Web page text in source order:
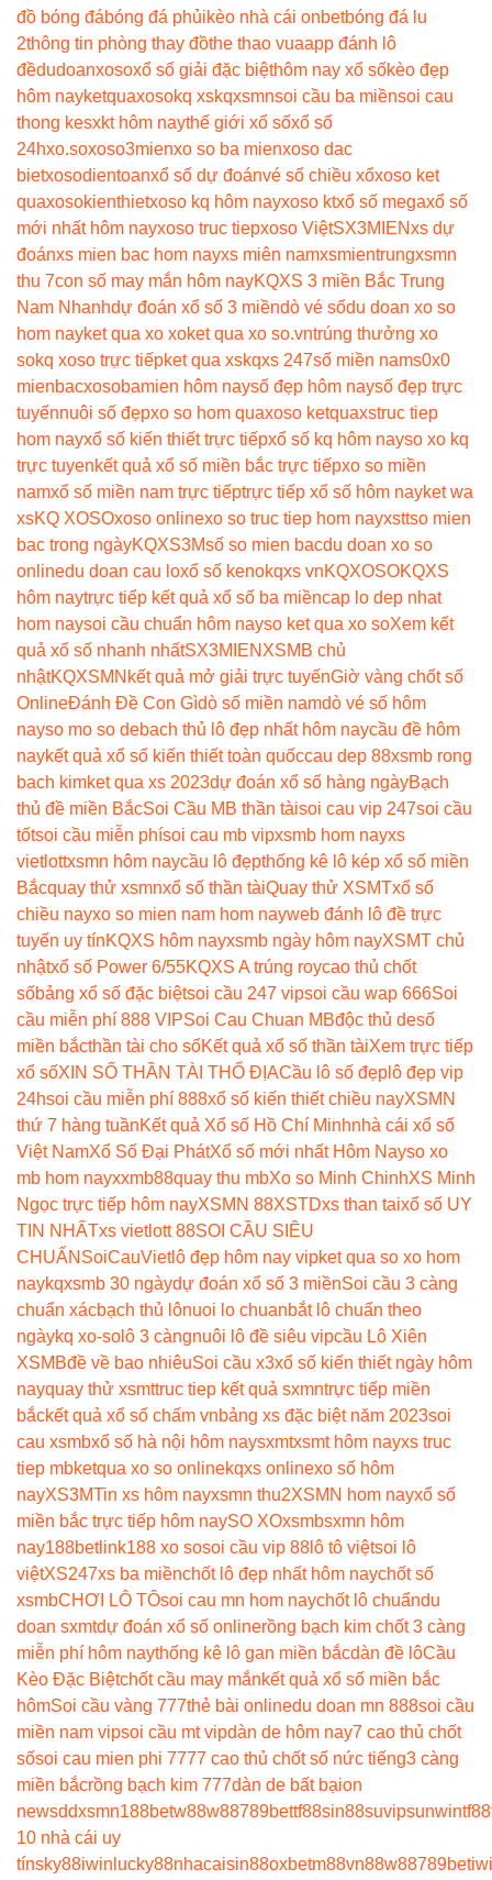
đồ bóng đábóng đá phủikèo nhà cái onbetbóng đá lu
2thông tin phòng thay đồthe thao vuaapp đánh lô
đềdudoanxosoxổ số giải đặc biệthôm nay xổ sốkèo đẹp
hôm nayketquaxosokq xskqxsmnsoi cầu ba miềnsoi cau
thong kesxkt hôm naythế giới xổ sốxổ số
24hxo.soxoso3mienxo so ba mienxoso dac
bietxosodientoanxổ số dự đoánvé số chiều xổxoso ket
quaxosokienthietxoso kq hôm nayxoso ktxổ số megaxổ số
mới nhất hôm nayxoso truc tiepxoso ViệtSX3MIENxs dự
đoánxs mien bac hom nayxs miên namxsmientrungxsmn
thu 7con số may mắn hôm nayKQXS 3 miền Bắc Trung
Nam Nhanhdự đoán xổ số 3 miềndò vé sốdu doan xo so
hom nayket qua xo xoket qua xo so.vntrúng thưởng xo
sokq xoso trực tiếpket qua xskqxs 247số miền nams0x0
mienbacxosobamien hôm naysố đẹp hôm naysố đẹp trực
tuyếnnuôi số đẹpxo so hom quaxoso ketquaxstruc tiep
hom nayxổ số kiến thiết trực tiếpxổ số kq hôm nayso xo kq
trực tuyenkết quả xổ số miền bắc trực tiếpxo so miền
namxổ số miền nam trực tiếptrực tiếp xổ số hôm nayket wa
xsKQ XOSOxoso onlinexo so truc tiep hom nayxsttso mien
bac trong ngàyKQXS3Msố so mien bacdu doan xo so
onlinedu doan cau loxổ số kenokqxs vnKQXOSOKQXS
hôm naytrực tiếp kết quả xổ số ba miềncap lo dep nhat
hom naysoi cầu chuẩn hôm nayso ket qua xo soXem kết
quả xổ số nhanh nhấtSX3MIEN XSMB chủ
nhậtKQXSMN kết quả mở giải trực tuyếnGiờ vàng chốt số
OnlineĐánh Đề Con Gìdò số miền namdò vé số hôm
nayso mo so debach thủ lô đẹp nhất hôm naycầu đề hôm
naykết quả xổ số kiến thiết toàn quốccau dep 88xsmb rong
bach kimket qua xs 2023dự đoán xổ số hàng ngàyBạch
thủ đề miền BắcSoi Cầu MB thần tàisoi cau vip 247soi cầu
tốtsoi cầu miễn phísoi cau mb vipxsmb hom nayxs
vietlottxsmn hôm naycầu lô đẹpthống kê lô kép xổ số miền
Bắcquay thử xsmnxổ số thần tàiQuay thử XSMTxổ số
chiều nayxo so mien nam hom nayweb đánh lô đề trực
tuyến uy tínKQXS hôm nayxsmb ngày hôm nayXSMT chủ
nhậtxổ số Power 6/55KQXS A trúng roycao thủ chốt
sốbảng xổ số đặc biệtsoi cầu 247 vipsoi cầu wap 666Soi
cầu miễn phí 888 VIPSoi Cau Chuan MBđộc thủ desố
miền bắcthần tài cho sốKết quả xổ số thần tàiXem trực tiếp
xổ sốXIN SỐ THẦN TÀI THỔ ĐỊACầu lô số đẹp lô đẹp vip
24hsoi cầu miễn phí 888xổ số kiến thiết chiều nayXSMN
thứ 7 hàng tuầnKết quả Xổ số Hồ Chí Minhnhà cái xổ số
Việt NamXổ Số Đại PhátXổ số mới nhất Hôm Nayso xo
mb hom nayxxmb88quay thu mbXo so Minh ChinhXS Minh
Ngọc trực tiếp hôm nayXSMN 88XSTDxs than taixổ số UY
TIN NHẤTxs vietlott 88SOI CẦU SIÊU
CHUẨN SoiCauVietlô đẹp hôm nay vipket qua so xo hom
naykqxsmb 30 ngàydự đoán xổ số 3 miềnSoi cầu 3 càng
chuẩn xácbạch thủ lônuoi lo chuanbắt lô chuẩn theo
ngàykq xo-so lô 3 càngnuôi lô đề siêu vipcầu Lô Xiên
XSMBđề về bao nhiêuSoi cầu x3xổ số kiến thiết ngày hôm
nayquay thử xsmttruc tiep kết quả sxmntrực tiếp miền
bắckết quả xổ số chấm vnbảng xs đặc biệt năm 2023soi
cau xsmbxổ số hà nội hôm naysxmtxsmt hôm nayxs truc
tiep mbketqua xo so onlinekqxs onlinexo số hôm
nayXS3MTin xs hôm nayxsmn thu2XSMN hom nayxổ số
miền bắc trực tiếp hôm naySO XOxsmbsxmn hôm
nay188betlink188 xo sosoi cầu vip 88 lô tô việtsoi lô
việtXS247xs ba miềnchốt lô đẹp nhất hôm naychốt số
xsmbCHƠI LÔ TÔsoi cau mn hom naychốt lô chuẩndu
doan sxmtdự đoán xổ số onlinerồng bạch kim chốt 3 càng
miễn phí hôm naythống kê lô gan miền bắcdàn đề lôCầu
Kèo Đặc Biệtchốt cầu may mắnkết quả xổ số miền bắc
hômSoi cầu vàng 777thẻ bài onlinedu doan mn 888soi cầu
miền nam vipsoi cầu mt vipdàn de hôm nay7 cao thủ chốt
sốsoi cau mien phi 7777 cao thủ chốt số nức tiếng3 càng
miền bắcrồng bạch kim 777dàn de bất bạion
newsddxsmn188betw88w88789bettf88sin88suvipsunwintf88
10 nhà cái uy
tínsky88iwin lucky88nhacaisin88oxbetm88vn88w88789bet